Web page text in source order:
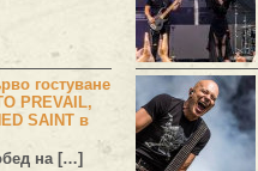
гостуване
PREVAIL,
SAINT в
на […]